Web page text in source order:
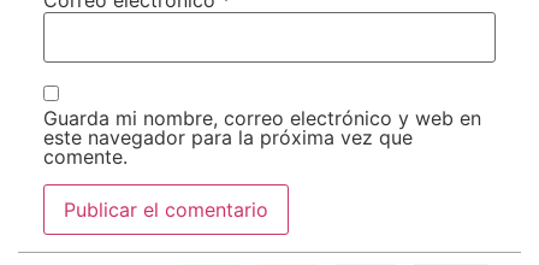
Guarda mi nombre, correo electrónico y web en
este navegador para la próxima vez que
comente.